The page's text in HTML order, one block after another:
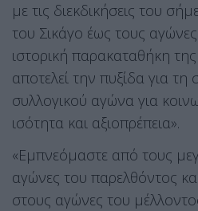
με τις διεκδικήσεις του
του Σικάγο έως τους
ιστορική παρακαταθήκη
αποτελεί την πυξίδα για τη
συλλογικού αγώνα για
ισότητα και αξιοπρέπεια».
«Εμπνεόμαστε από τους
αγώνες του παρελθόντος
στους αγώνες του